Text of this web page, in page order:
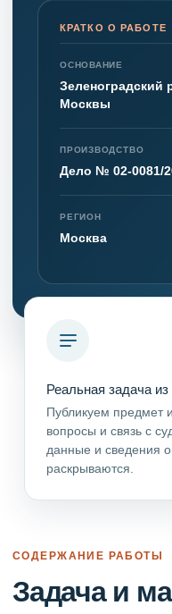
КРАТКО О РАБОТЕ
ОСНОВАНИЕ
Зеленоградский
Москвы
ПРОИЗВОДСТВО
Дело № 02-0081/
РЕГИОН
Москва
Реальная задача
Публикуем предмет
вопросы и связь с
данные и сведения
раскрываются.
СОДЕРЖАНИЕ РАБОТЫ
Задача и